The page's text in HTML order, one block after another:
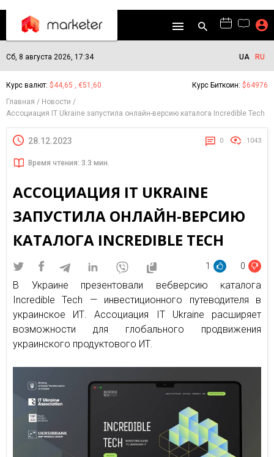
Сб, 8 августа 2026, 17:34 UA RU
Курс валют: $44,65 , €51,60 Курс Биткоин: $64976
Главная
Новости
Ассоциация IT Ukraine запустила онлайн-версию каталога Incredible Tech
28.12.2023 0 1043
Время чтения: 3.3 мин.
АССОЦИАЦИЯ IT UKRAINE
ЗАПУСТИЛА ОНЛАЙН-ВЕРСИЮ
КАТАЛОГА INCREDIBLE TECH
1 0
В Украине презентовали вебверсию каталога
Incredible Tech — инвестиционного путеводителя в
украинское ИТ. Ассоциация IT Ukraine расширяет
возможности для глобального продвижения
украинского продуктового ИТ.